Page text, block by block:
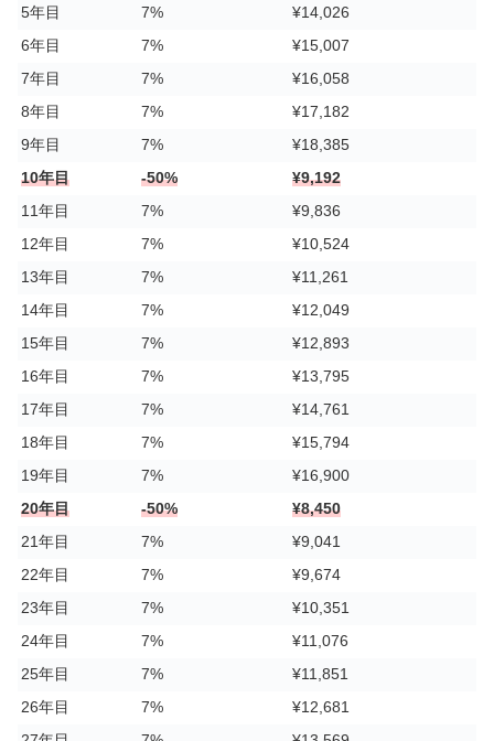
5年目
7%
¥14,026
6年目
7%
¥15,007
7年目
7%
¥16,058
8年目
7%
¥17,182
9年目
7%
¥18,385
10年目
-50%
¥9,192
11年目
7%
¥9,836
12年目
7%
¥10,524
13年目
7%
¥11,261
14年目
7%
¥12,049
15年目
7%
¥12,893
16年目
7%
¥13,795
17年目
7%
¥14,761
18年目
7%
¥15,794
19年目
7%
¥16,900
20年目
-50%
¥8,450
21年目
7%
¥9,041
22年目
7%
¥9,674
23年目
7%
¥10,351
24年目
7%
¥11,076
25年目
7%
¥11,851
26年目
7%
¥12,681